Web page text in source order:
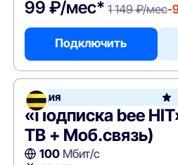
99 ₽/мес* 1 149 ₽/мес-
Подключить
Акция
«Подписка bee
ТВ + Моб.связь)
100Мбит/с